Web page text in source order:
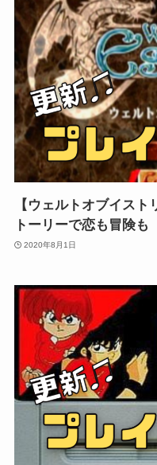
【ウェルトオブイス
トーリーで恋も冒険も
2020年8月1日